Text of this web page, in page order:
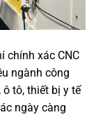
chính xác CNC
ngành công
tô, thiết bị y tế
ngày càng